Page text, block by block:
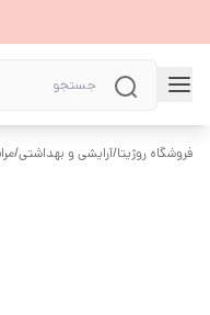
فروشگاه روژیتا/آرایشی و بهداشتی/